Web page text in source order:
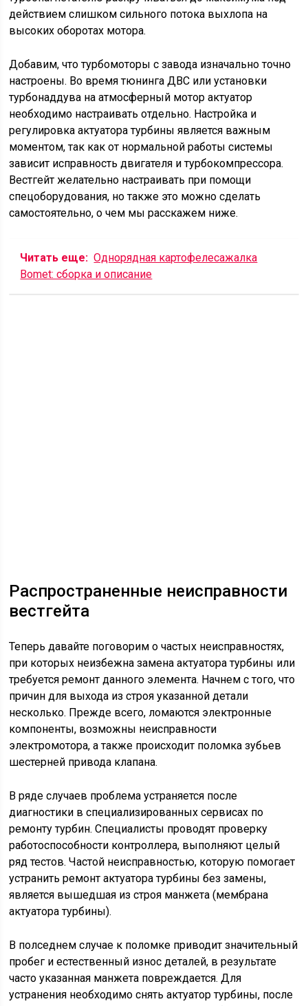
действием слишком сильного потока выхлопа на
высоких оборотах мотора.
Добавим, что турбомоторы с завода изначально точно
настроены. Во время тюнинга ДВС или установки
турбонаддува на атмосферный мотор актуатор
необходимо настраивать отдельно. Настройка и
регулировка актуатора турбины является важным
моментом, так как от нормальной работы системы
зависит исправность двигателя и турбокомпрессора.
Вестгейт желательно настраивать при помощи
спецоборудования, но также это можно сделать
самостоятельно, о чем мы расскажем ниже.
Читать еще: Однорядная картофелесажалка
Bomet: сборка и описание
Распространенные неисправности
вестгейта
Теперь давайте поговорим о частых неисправностях,
при которых неизбежна замена актуатора турбины или
требуется ремонт данного элемента. Начнем с того, что
причин для выхода из строя указанной детали
несколько. Прежде всего, ломаются электронные
компоненты, возможны неисправности
электромотора, а также происходит поломка зубьев
шестерней привода клапана.
В ряде случаев проблема устраняется после
диагностики в специализированных сервисах по
ремонту турбин. Специалисты проводят проверку
работоспособности контроллера, выполняют целый
ряд тестов. Частой неисправностью, которую помогает
устранить ремонт актуатора турбины без замены,
является вышедшая из строя манжета (мембрана
актуатора турбины).
В полседнем случае к поломке приводит значительный
пробег и естественный износ деталей, в результате
часто указанная манжета повреждается. Для
устранения необходимо снять актуатор турбины, после